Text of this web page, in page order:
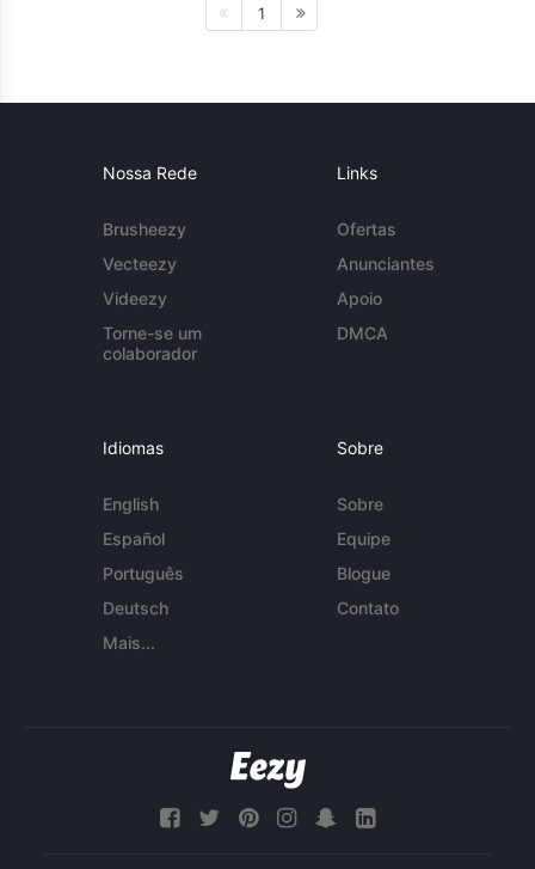
1
Nossa Rede
Brusheezy
Vecteezy
Videezy
Torne-se um
colaborador
Links
Ofertas
Anunciantes
Apoio
DMCA
Idiomas
English
Español
Português
Deutsch
Mais...
Sobre
Sobre
Equipe
Blogue
Contato